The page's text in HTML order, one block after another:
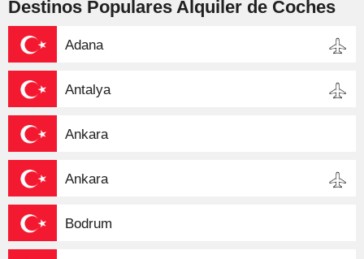
Destinos Populares Alquiler de Coches
Adana
Antalya
Ankara
Ankara
Bodrum